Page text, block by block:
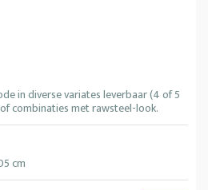
in diverse variates leverbaar (4 of 5
combinaties met rawsteel-look.
cm